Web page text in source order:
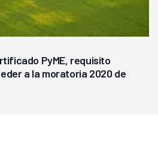
PyME, requisito
a la moratoria 2020 de